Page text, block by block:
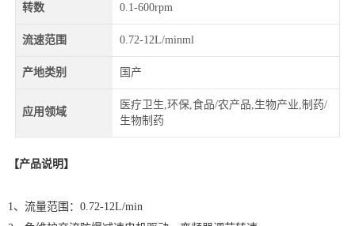
转数 0.1-600rpm
流速范围 0.72-12L/minml
产地类别 国产
应用领域
医疗卫生,环保,食品/农产品,生物产业,制药/
生物制药
【产品说明】
1 、流量范围： 0.72-12L/min